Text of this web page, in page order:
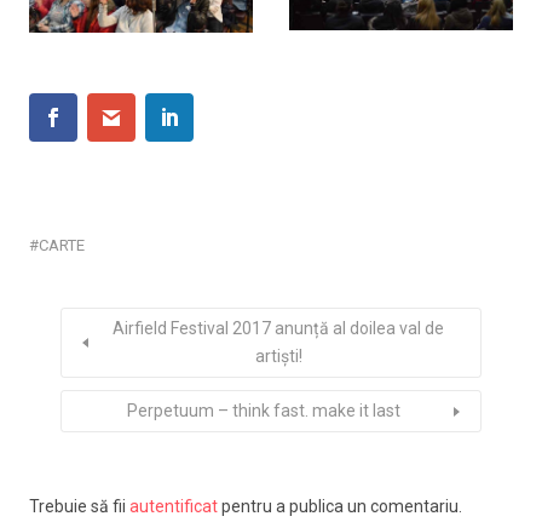
CARTE
Airfield Festival 2017 anunță al doilea val de
artiști!
Perpetuum – think fast. make it last
Trebuie să fii autentificatpentru a publica un comentariu.